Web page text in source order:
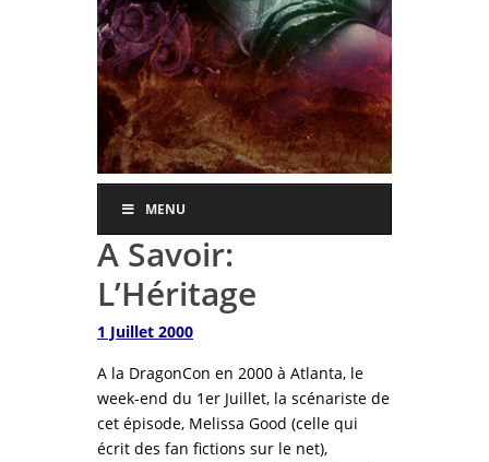
MENU
A Savoir:
L’Héritage
1 Juillet 2000
A la DragonCon en 2000 à Atlanta, le
week-end du 1er Juillet, la scénariste de
cet épisode, Melissa Good (celle qui
écrit des fan fictions sur le net),